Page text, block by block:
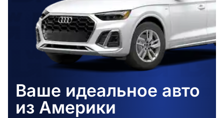
Ваше идеальное авто
из Америки